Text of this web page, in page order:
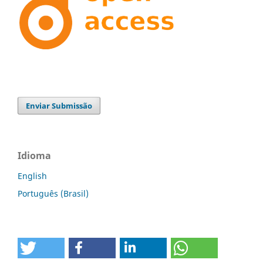
Enviar Submissão
Idioma
English
Português (Brasil)